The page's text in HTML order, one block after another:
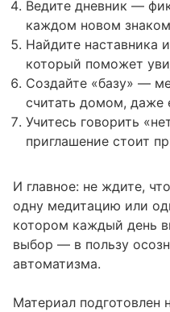
Ведите дневник —
каждом новом
Найдите наставника
который поможет
Создайте «базу» —
считать домом, даже
Учитесь говорить
приглашение стоит
И главное: не ждите,
одну медитацию или
котором каждый день
выбор — в пользу
автоматизма.
Материал подготовлен